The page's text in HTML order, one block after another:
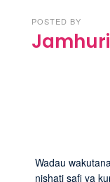
POSTED BY
Jamhuri
Wadau
nishati safi ya